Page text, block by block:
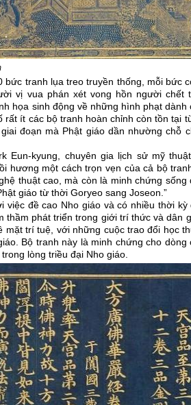
bức tranh lụa treo truyền thống, mỗi bức
vị vua phán xét vong hồn người chết
họa sinh động về những hình phạt dành
ít các bộ tranh hoàn chỉnh còn tồn tại
đoạn mà Phật giáo dần nhường chỗ
Eun-kyung, chuyên gia lịch sử mỹ
hương một cách trọn vẹn của cả bộ
thuật cao, mà còn là minh chứng sống
giáo từ thời Goryeo sang Joseon.”
việc đề cao Nho giáo và có nhiều thời kỳ
thầm phát triển trong giới trí thức và dân
mặt trí tuệ, với những cuộc trao đổi học
Bộ tranh này là minh chứng cho dòng
lòng triều đại Nho giáo.